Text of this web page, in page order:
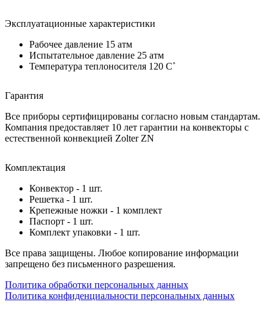
Эксплуатационные характеристики
Рабочее давление 15 атм
Испытательное давление 25 атм
Температура теплоносителя 120 C˚
Гарантия
Все приборы сертифицированы согласно новым стандартам.
Компания предоставляет 10 лет гарантии на конвекторы с
естественной конвекцией Zolter ZN
Комплектация
Конвектор - 1 шт.
Решетка - 1 шт.
Крепежные ножки - 1 комплект
Паспорт - 1 шт.
Комплект упаковки - 1 шт.
Все права защищены. Любое копирование информации
запрещено без письменного разрешения.
Политика обработки персональных данных
Политика конфиденциальности персональных данных